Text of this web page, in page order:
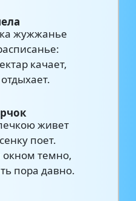
жужжанье
качает,
живет
поет.
окном темно,
пора давно.